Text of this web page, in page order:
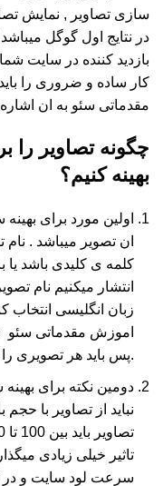
سازی تصاویر , نمایش
در نتایج اول گوگل
بازدید کننده در سایت
کار ساده و ضروری را
مقدماتی سئو به ان
چگونه تصاویر
بهینه کنیم؟
اولین مورد برای
ان تصویر میباشد .
کلمه ی کلیدی باشد
انتشار میکنیم نام
زبان انگلیسی انتخاب
اموزش مقدماتی سئو
.پس باید هر تصویری را
دومین نکته برای
نباید از تصاویر با
تاثیر خیلی زیادی
سرعت لود سایت و در